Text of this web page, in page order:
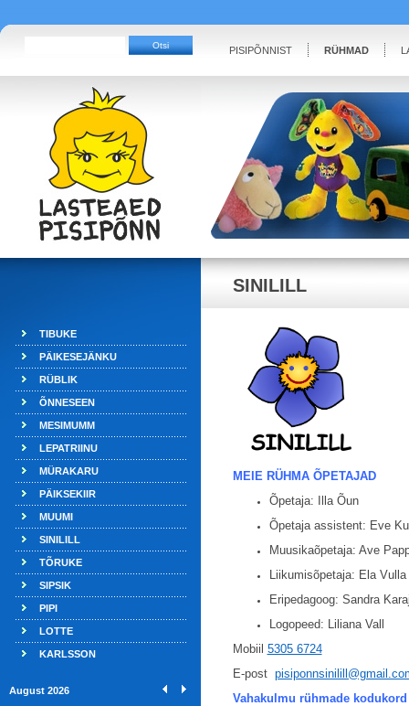
PISIPÕNNIST RÜHMAD
TIBUKE
PÄIKESEJÄNKU
RÜBLIK
ÕNNESEEN
MESIMUMM
LEPATRIINU
MÜRAKARU
PÄIKSEKIIR
MUUMI
SINILILL
TÕRUKE
SIPSIK
PIPI
LOTTE
KARLSSON
August 2026
SINILILL
MEIE RÜHMA ÕPETAJAD
Õpetaja: Illa Õun
Õpetaja assistent: Eve
Muusikaõpetaja: Ave
Liikumisõpetaja: Ela Vulla
Eripedagoog: Sandra
Logopeed: Liliana Vall
Mobiil 5305 6724
E-post
Vahakulmu rühmade kodukord